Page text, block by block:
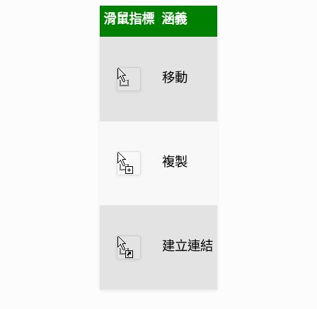
滑鼠指標 涵義
移動
複製
建立連結